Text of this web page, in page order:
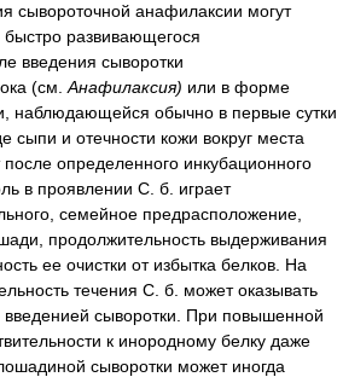
сывороточной анафилаксии могут
развивающегося
введения сыворотки
(см. Анафилаксия) или в форме
наблюдающейся обычно в первые сутки
сыпи и отечности кожи вокруг места
определенного инкубационного
в проявлении С. б. играет
семейное предрасположение,
продолжительность выдерживания
ее очистки от избытка белков. На
течения С. б. может оказывать
введенией сыворотки. При повышенной
к инородному белку даже
сыворотки может иногда